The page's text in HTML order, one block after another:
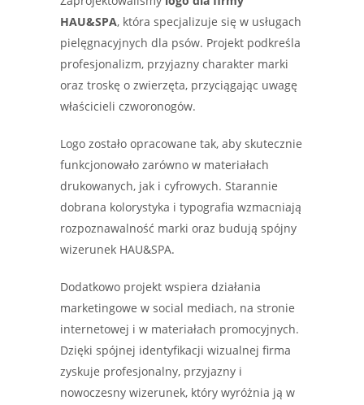
HAU&SPA, która specjalizuje się w usługach
pielęgnacyjnych dla psów. Projekt podkreśla
profesjonalizm, przyjazny charakter marki
oraz troskę o zwierzęta, przyciągając uwagę
właścicieli czworonogów.
Logo zostało opracowane tak, aby skutecznie
funkcjonowało zarówno w materiałach
drukowanych, jak i cyfrowych. Starannie
dobrana kolorystyka i typografia wzmacniają
rozpoznawalność marki oraz budują spójny
wizerunek HAU&SPA.
Dodatkowo projekt wspiera działania
marketingowe w social mediach, na stronie
internetowej i w materiałach promocyjnych.
Dzięki spójnej identyfikacji wizualnej firma
zyskuje profesjonalny, przyjazny i
nowoczesny wizerunek, który wyróżnia ją w